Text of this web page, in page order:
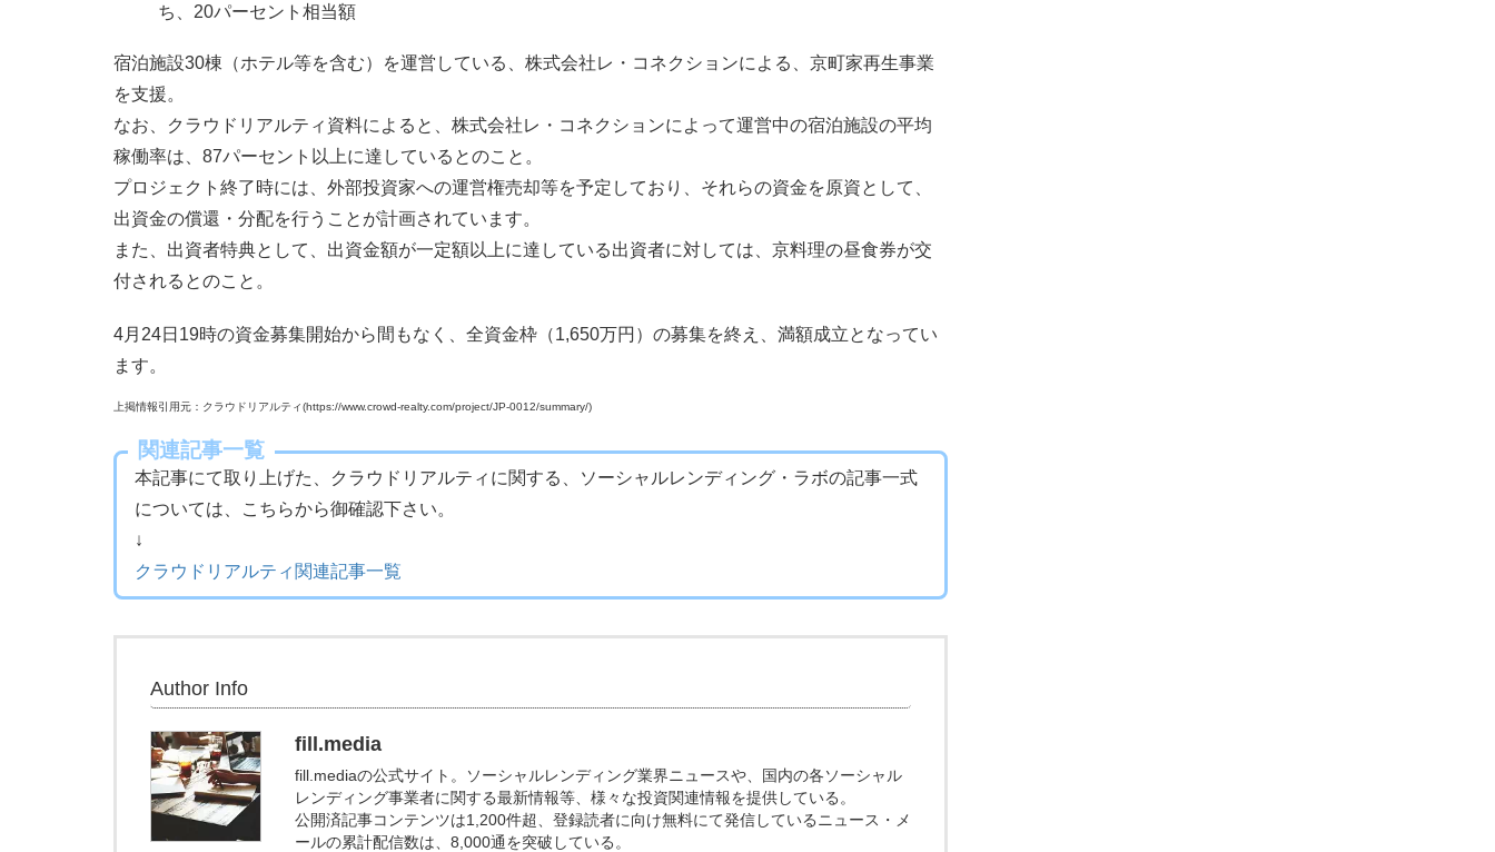
ち、20パーセント相当額
宿泊施設30棟（ホテル等を含む）を運営している、株式会社レ・コネクションによる、京町家再生事業
を支援。
なお、クラウドリアルティ資料によると、株式会社レ・コネクションによって運営中の宿泊施設の平均
稼働率は、87パーセント以上に達しているとのこと。
プロジェクト終了時には、外部投資家への運営権売却等を予定しており、それらの資金を原資として、
出資金の償還・分配を行うことが計画されています。
また、出資者特典として、出資金額が一定額以上に達している出資者に対しては、京料理の昼食券が交
付されるとのこと。
4月24日19時の資金募集開始から間もなく、全資金枠（1,650万円）の募集を終え、満額成立となってい
ます。
上掲情報引用元：クラウドリアルティ(https://www.crowd-realty.com/project/JP-0012/summary/)
関連記事一覧
本記事にて取り上げた、クラウドリアルティに関する、ソーシャルレンディング・ラボの記事一式
については、こちらから御確認下さい。
↓
クラウドリアルティ関連記事一覧
Author Info
fill.media
fill.mediaの公式サイト。ソーシャルレンディング業界ニュースや、国内の各ソーシャル
レンディング事業者に関する最新情報等、様々な投資関連情報を提供している。
公開済記事コンテンツは1,200件超、登録読者に向け無料にて発信しているニュース・メ
ールの累計配信数は、8,000通を突破している。